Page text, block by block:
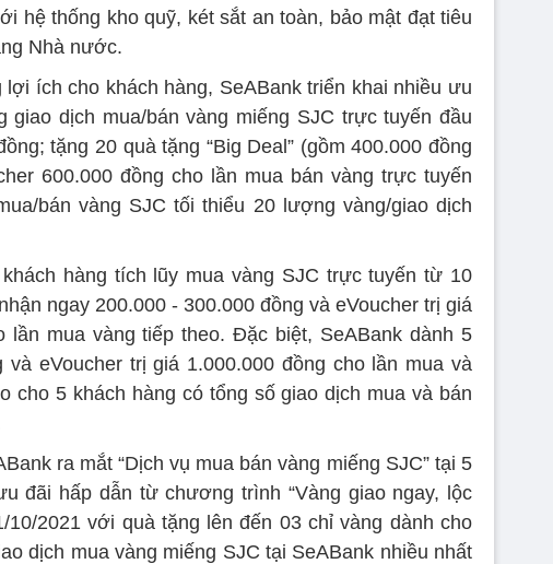
hệ thống kho quỹ, két sắt an toàn, bảo mật đạt tiêu
Nhà nước.
ích cho khách hàng, SeABank triển khai nhiều ưu
giao dịch mua/bán vàng miếng SJC trực tuyến đầu
tặng 20 quà tặng “Big Deal” (gồm 400.000 đồng
600.000 đồng cho lần mua bán vàng trực tuyến
bán vàng SJC tối thiểu 20 lượng vàng/giao dịch
hàng tích lũy mua vàng SJC trực tuyến từ 10
ngay 200.000 - 300.000 đồng và eVoucher trị giá
lần mua vàng tiếp theo. Đặc biệt, SeABank dành 5
và eVoucher trị giá 1.000.000 đồng cho lần mua và
cho 5 khách hàng có tổng số giao dịch mua và bán
ra mắt “Dịch vụ mua bán vàng miếng SJC” tại 5
đãi hấp dẫn từ chương trình “Vàng giao ngay, lộc
10/2021 với quà tặng lên đến 03 chỉ vàng dành cho
dịch mua vàng miếng SJC tại SeABank nhiều nhất